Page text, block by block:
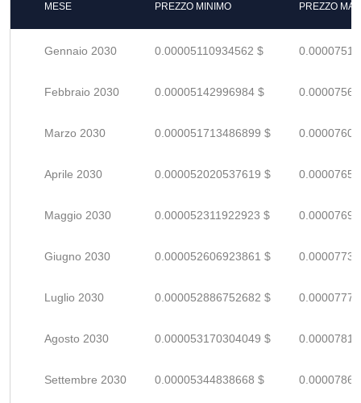
MESE PREZZO MINIMO PREZZO
Gennaio 2030 0.00005110934562 $
Febbraio 2030 0.00005142996984 $
Marzo 2030 0.000051713486899 $
Aprile 2030 0.000052020537619 $
Maggio 2030 0.000052311922923 $
Giugno 2030 0.000052606923861 $
Luglio 2030 0.000052886752682 $
Agosto 2030 0.000053170304049 $
Settembre 2030 0.00005344838668 $